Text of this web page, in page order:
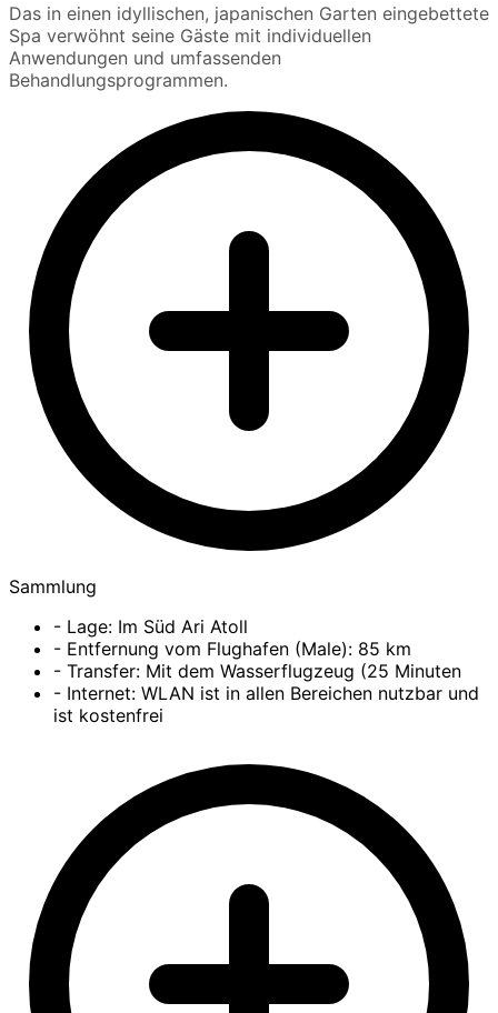
Das in einen idyllischen, japanischen Garten eingebettete
Spa verwöhnt seine Gäste mit individuellen
Anwendungen und umfassenden
Behandlungsprogrammen.
Sammlung
- Lage: Im Süd Ari Atoll
- Entfernung vom Flughafen (Male): 85 km
- Transfer: Mit dem Wasserflugzeug (25 Minuten
- Internet: WLAN ist in allen Bereichen nutzbar und
ist kostenfrei